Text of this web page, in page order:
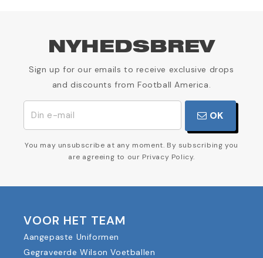
NYHEDSBREV
Sign up for our emails to receive exclusive drops
and discounts from Football America.
OK
You may unsubscribe at any moment. By subscribing you
are agreeing to our Privacy Policy.
VOOR HET TEAM
Aangepaste Uniformen
Gegraveerde Wilson Voetballen